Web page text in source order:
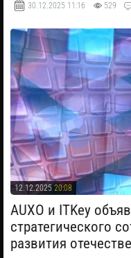
30.12.2025 11:16 529
12.12.2025 20:08
​AUXO и ITKey
стратегического
развития